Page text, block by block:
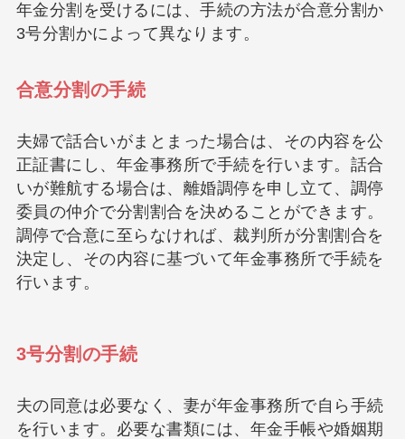
年金分割を受けるには、手続の方法が合意分割か
3号分割かによって異なります。
合意分割の手続
夫婦で話合いがまとまった場合は、その内容を公
正証書にし、年金事務所で手続を行います。話合
いが難航する場合は、離婚調停を申し立て、調停
委員の仲介で分割割合を決めることができます。
調停で合意に至らなければ、裁判所が分割割合を
決定し、その内容に基づいて年金事務所で手続を
行います。
3号分割の手続
夫の同意は必要なく、妻が年金事務所で自ら手続
を行います。必要な書類には、年金手帳や婚姻期